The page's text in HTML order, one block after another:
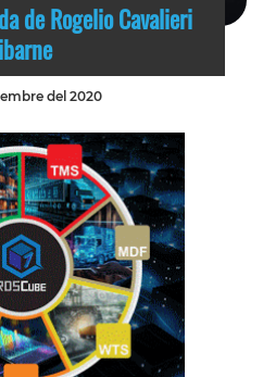
de Rogelio Cavalieri
del 2020